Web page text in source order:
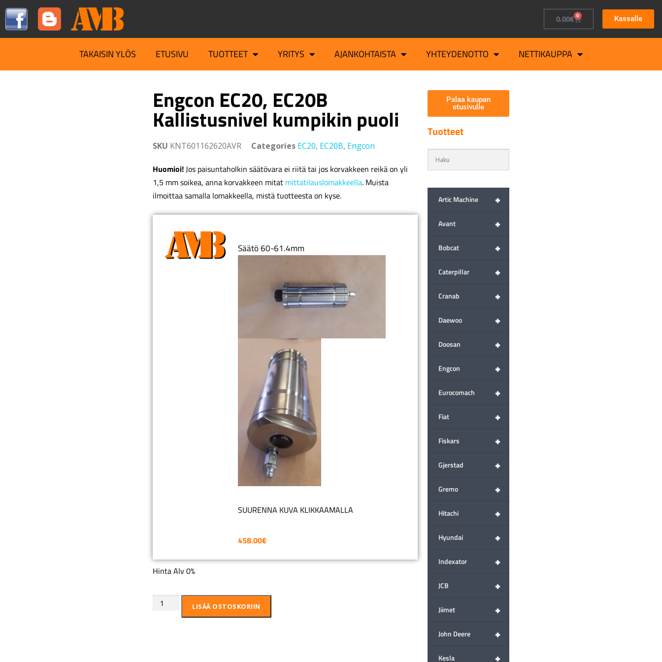
0.00€ 0 Kassalle
TAKAISIN YLÖS ETUSIVU TUOTTEET YRITYS AJANKOHTAISTA YHTEYDENOTTO NETTIKAUPPA
Engcon EC20, EC20B
Kallistusnivel kumpikin puoli
SKU KNT601162620AVR Categories EC20, EC20B, Engcon
Huomioi!Jos paisuntaholkin säätövara ei riitä tai jos korvakkeen reikä on yli
1,5 mm soikea, anna korvakkeen mitat mittatilauslomakkeella. Muista
ilmoittaa samalla lomakkeella, mistä tuotteesta on kyse.
Säätö 60-61.4mm
SUURENNA KUVA KLIKKAAMALLA
458.00€
Hinta Alv 0%
LISÄÄ OSTOSKORIIN
Palaa kaupan
etusivulle
Tuotteet
+
Artic Machine
+
Avant
+
Bobcat
+
Caterpillar
+
Cranab
+
Daewoo
+
Doosan
+
Engcon
+
Eurocomach
+
Fiat
+
Fiskars
+
Gjerstad
+
Gremo
+
Hitachi
+
Hyundai
+
Indexator
+
JCB
+
Jiimet
+
John Deere
+
Kesla